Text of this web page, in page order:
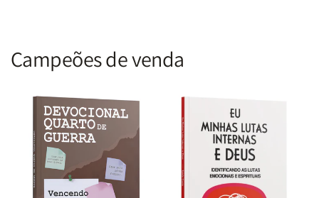
Campeões de venda